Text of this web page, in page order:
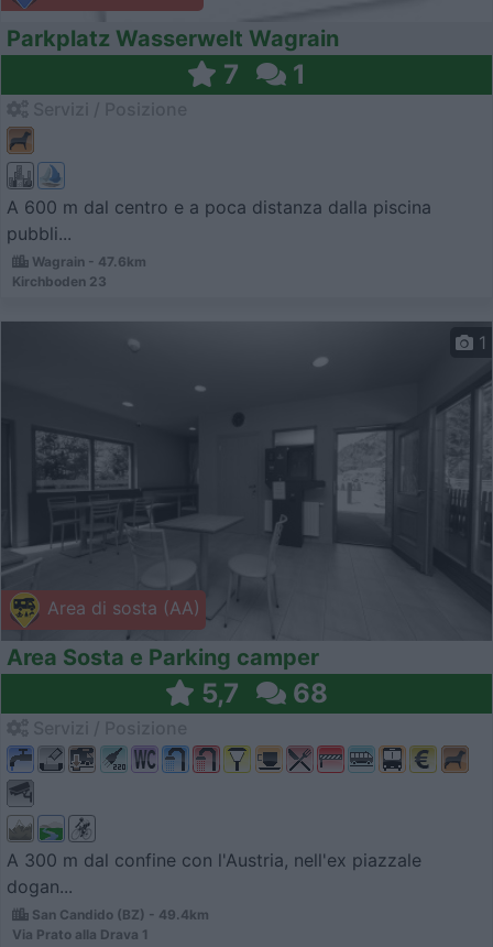
Parkplatz Wasserwelt Wagrain
7 1
A 600 m dal centro e a poca distanza dalla piscina
pubbli...
Wagrain - 47.6km
Kirchboden 23
Area di sosta (AA)
1
Area Sosta e Parking camper
5,7 68
A 300 m dal confine con l'Austria, nell'ex piazzale
dogan...
San Candido (BZ) - 49.4km
Via Prato alla Drava 1